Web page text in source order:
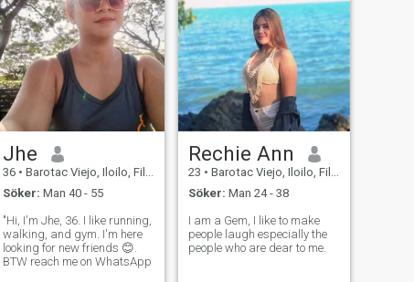
Jhe
36 • Barotac Viejo, Iloilo, Filippinerna
Söker: Man 40 - 55
"Hi, I'm Jhe, 36. I like running,
walking, and gym. I'm here
looking for new friends 😊.
BTW reach me on WhatsApp
Rechie Ann
23 • Barotac Viejo, Iloilo, Filippinerna
Söker: Man 24 - 38
I am a Gem, I like to make
people laugh especially the
people who are dear to me.